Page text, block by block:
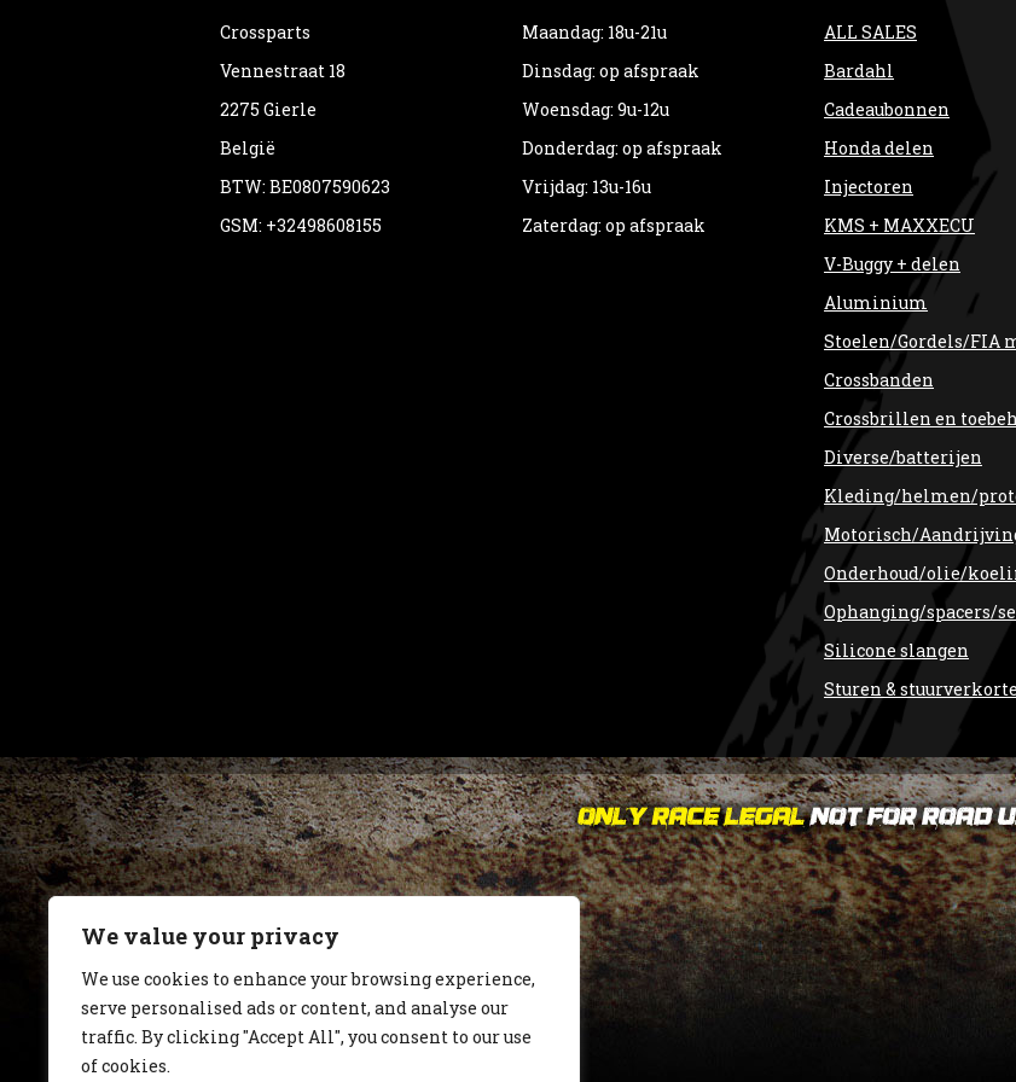
We value your privacy
We use cookies to enhance your browsing experience,
serve personalised ads or content, and analyse our
traffic. By clicking "Accept All", you consent to our use
of cookies.
Crossparts
Vennestraat 18
2275 Gierle
België
BTW: BE0807590623
GSM: +32498608155
Maandag: 18u-21u
Dinsdag: op afspraak
Woensdag: 9u-12u
Donderdag: op afspraak
Vrijdag: 13u-16u
Zaterdag: op afspraak
ALL SALES
Bardahl
Cadeaubonnen
Honda delen
Injectoren
KMS + MAXXECU
V-Buggy + delen
Aluminium
Stoelen/Gordels/FIA
Crossbanden
Crossbrillen en
Diverse/batterijen
Kleding/helmen/
Motorisch/
Onderhoud/olie/
Ophanging/spacers/
Silicone slangen
Sturen &